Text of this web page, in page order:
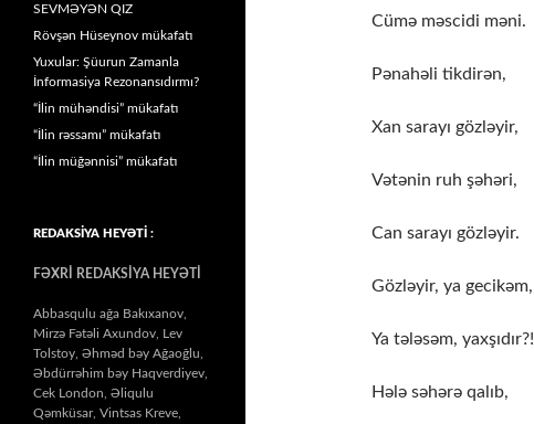
Cümə məscidi məni.
Pənahəli tikdirən,
Xan sarayı gözləyir,
Vətənin ruh şəhəri,
Can sarayı gözləyir.
Gözləyir, ya gecikəm,
Ya tələsəm, yaxşıdır?!
Hələ səhərə qalıb,
SEVMƏYƏN QIZ
Rövşən Hüseynov mükafatı
Yuxular: Şüurun Zamanla
İnformasiya Rezonansıdırmı?
“İlin mühəndisi” mükafatı
“İlin rəssamı” mükafatı
“İlin müğənnisi” mükafatı
REDAKSİYA HEYƏTİ :
FƏXRİ REDAKSİYA HEYƏTİ
Abbasqulu ağa Bakıxanov,
Mirzə Fətəli Axundov, Lev
Tolstoy, Əhməd bəy Ağaoğlu,
Əbdürrəhim bəy Haqverdiyev,
Cek London, Əliqulu
Qəmküsar, Vintsas Kreve,